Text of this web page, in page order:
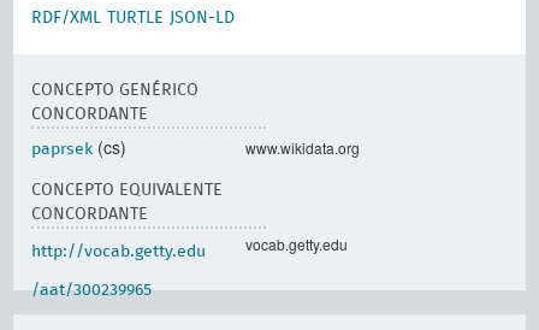
RDF/XML
TURTLE JSON-LD
CONCEPTO GENÉRICO
CONCORDANTE
paprsek (cs) www.wikidata.org
CONCEPTO EQUIVALENTE
CONCORDANTE
http://vocab.getty.edu
/aat/300239965
vocab.getty.edu